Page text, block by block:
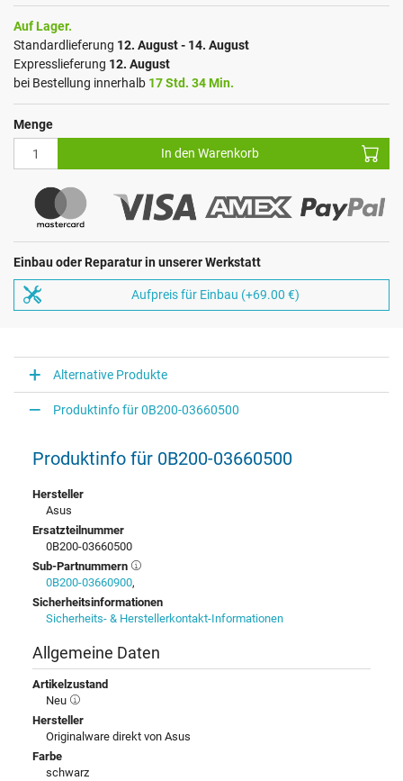
Auf Lager.
Standardlieferung 12. August - 14. August
Expresslieferung 12. August
bei Bestellung innerhalb 17 Std. 34 Min.
Menge
In den Warenkorb
Einbau oder Reparatur in unserer Werkstatt
Aufpreis für Einbau (+69.00 €)
Alternative Produkte
Produktinfo für 0B200-03660500
Produktinfo für 0B200-03660500
Hersteller
Asus
Ersatzteilnummer
0B200-03660500
Sub-Partnummern
0B200-03660900,
Sicherheitsinformationen
Sicherheits- & Herstellerkontakt-Informationen
Allgemeine Daten
Artikelzustand
Neu
Hersteller
Originalware direkt von Asus
Farbe
schwarz